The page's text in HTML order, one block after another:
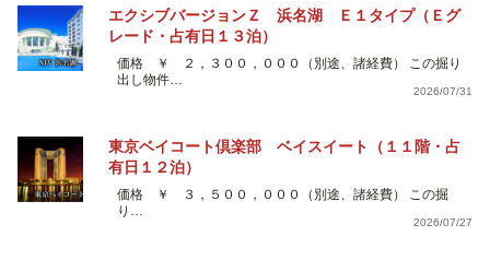
エクシブバージョンＺ 浜名湖 Ｅ１タイプ（Ｅグ
レード・占有日１３泊）
価格 ￥ ２，３００，０００（別途、諸経費） この掘り
出し物件…
2026/07/31
東京ベイコート倶楽部 ベイスイート（１１階・占
有日１２泊）
価格 ￥ ３，５００，０００（別途、諸経費） この掘
り…
2026/07/27